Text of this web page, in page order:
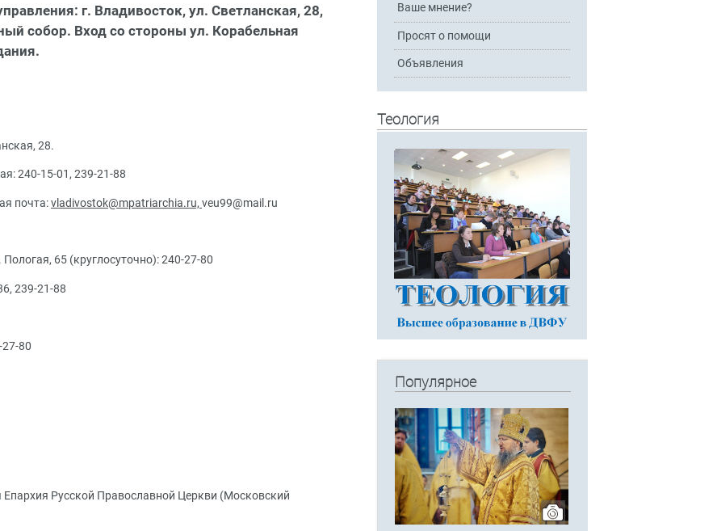
г. Владивосток, ул. Светланская, 28,
собор. Вход со стороны ул. Корабельная
28.
240-15-01, 239-21-88
почта:vladivostok@mpatriarchia.ru, veu99@mail.ru
65 (круглосуточно): 240-27-80
239-21-88
80
Епархия Русской Православной Церкви (Московский
Ваше мнение?
Просят о помощи
Объявления
Теология
Популярное